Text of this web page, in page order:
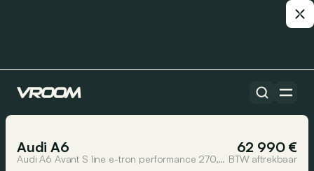
Alle auto’s
Audi A6 62 990 €
Audi A6 Avant S line e-tron performance 270,00 kW BTW aftrekbaar